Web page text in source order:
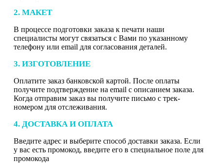
2. МАКЕТ
В процессе подготовки заказа к печати наши
специалисты могут связаться с Вами по указанному
телефону или email для согласования деталей.
3. ИЗГОТОВЛЕНИЕ
Оплатите заказ банковской картой. После оплаты
получите подтверждение на email с описанием заказа.
Когда отправим заказ вы получите письмо с трек-
номером для отслеживания.
4. ДОСТАВКА И ОПЛАТА
Введите адрес и выберите способ доставки заказа. Если
у вас есть промокод, введите его в специальное поле для
промокода